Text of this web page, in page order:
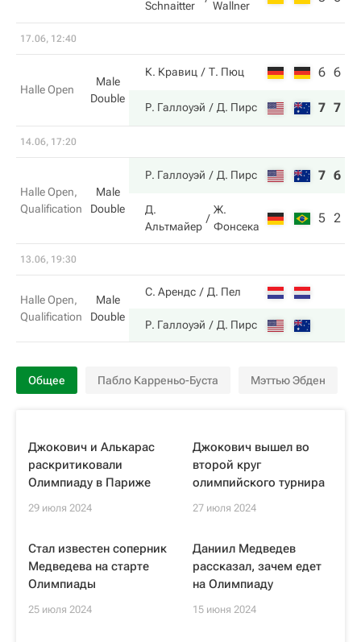
Schnaitter Wallner
17.06, 12:40
Halle Open
Male
Double
К. Кравиц Т. Пюц 6 6
Р. Галлоуэй Д. Пирс 7 7
14.06, 17:20
Halle Open,
Qualification
Male
Double
Р. Галлоуэй Д. Пирс 7 6
Д.
Альтмайер
Ж.
Фонсека
5 2
13.06, 19:30
Halle Open,
Qualification
Male
Double
С. Арендс Д. Пел
Р. Галлоуэй Д. Пирс
Общее Пабло Карреньо-Буста Мэттью Эбден
Джокович и Алькарас
раскритиковали
Олимпиаду в Париже
29 июля 2024
Джокович вышел во
второй круг
олимпийского турнира
27 июля 2024
Стал известен соперник
Медведева на старте
Олимпиады
25 июля 2024
Даниил Медведев
рассказал, зачем едет
на Олимпиаду
15 июня 2024